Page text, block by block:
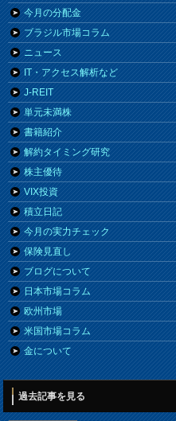
今月の分配金
ブラジル市場コラム
ニュース
IT・アクセス解析など
J-REIT
単元未満株
書籍紹介
解約タイミング研究
株主優待
VIX投資
積立日記
今月の実力チェック
保険見直し
ブログについて
日本市場コラム
欧州市場
米国市場コラム
金について
過去記事を見る